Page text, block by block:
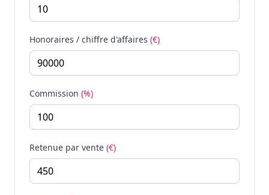
Honoraires / chiffre d'affaires (€)
Commission (%)
Retenue par vente (€)